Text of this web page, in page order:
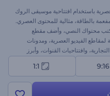
باستخدام افتتاحية موسيقى الروك
بالطاقة، مثالية للمحتوى العصري.
محتواك النصي، وأضف مقطع
لمقاطع الفيديو العصرية، ومدونات
وافتتاحيات القنوات، وأبرز
قدرات العناصر الجمالية العصرية!
9:16
1:1